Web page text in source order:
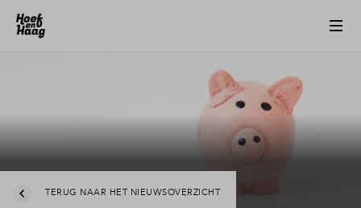
TERUG NAAR HET NIEUWSOVERZICHT